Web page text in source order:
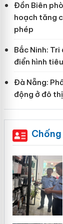
Đồn Biên
hoạch tăng
phép
Bắc Ninh:
điển hình
Đà Nẵng:
động ở đô